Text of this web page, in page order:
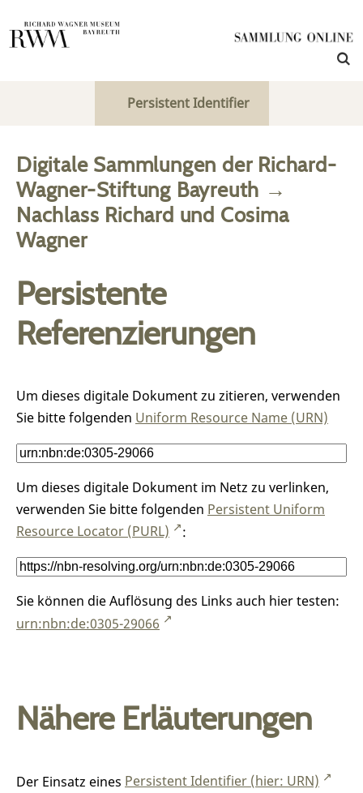
Persistent Identifier
Digitale Sammlungen der Richard-
Wagner-Stiftung Bayreuth →
Nachlass Richard und Cosima
Wagner
Persistente
Referenzierungen
Um dieses digitale Dokument zu zitieren, verwenden
Sie bitte folgenden Uniform Resource Name (URN)
Um dieses digitale Dokument im Netz zu verlinken,
verwenden Sie bitte folgenden Persistent Uniform
Resource Locator (PURL)
:
Sie können die Auflösung des Links auch hier testen:
urn:nbn:de:0305-29066
Nähere Erläuterungen
Der Einsatz eines Persistent Identifier (hier: URN)